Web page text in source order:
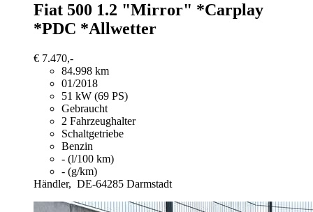
Fiat 500 1.2 "Mirror" *Carplay
*PDC *Allwetter
€ 7.470,-
84.998 km
01/2018
51 kW (69 PS)
Gebraucht
2 Fahrzeughalter
Schaltgetriebe
Benzin
- (l/100 km)
- (g/km)
Händler, DE-64285 Darmstadt